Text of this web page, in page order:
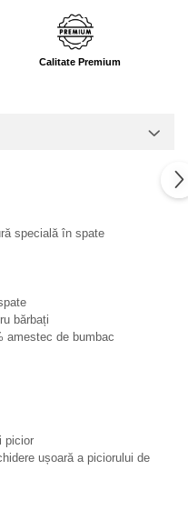
Calitate Premium
specială în spate
bărbați
amestec de bumbac
picior
ușoară a piciorului de